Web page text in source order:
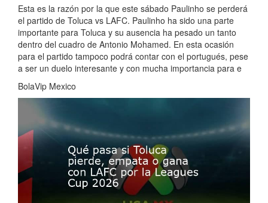
Esta es la razón por la que este sábado Paulinho se perderá
el partido de Toluca vs LAFC. Paulinho ha sido una parte
importante para Toluca y su ausencia ha pesado un tanto
dentro del cuadro de Antonio Mohamed. En esta ocasión
para el partido tampoco podrá contar con el portugués, pese
a ser un duelo interesante y con mucha importancia para e
BolaVip Mexico